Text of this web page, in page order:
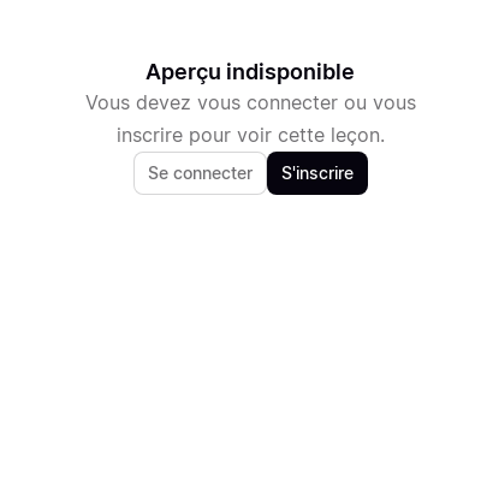
Aperçu indisponible
Vous devez vous connecter ou vous
inscrire pour voir cette leçon.
Se connecter S'inscrire